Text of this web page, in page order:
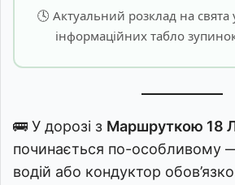
🕓 Актуальний розклад на свята
інформаційних табло
🚌 У дорозі з Маршруткою 18
починається по-особливому
водій або кондуктор